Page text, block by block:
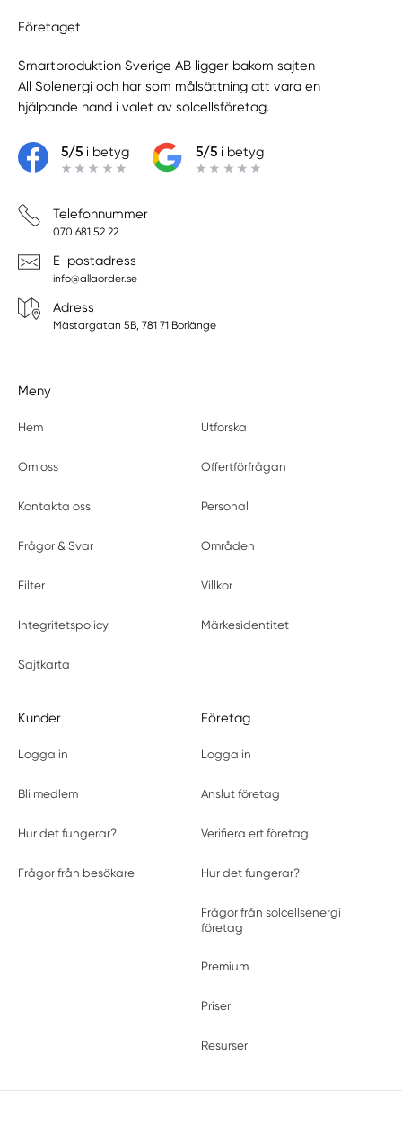
Företaget
Smartproduktion Sverige AB ligger bakom sajten
All Solenergi och har som målsättning att vara en
hjälpande hand i valet av solcellsföretag.
5/5i betyg 5/5i betyg
Telefonnummer
070 681 52 22
E-postadress
info@allaorder.se
Adress
Mästargatan 5B, 781 71 Borlänge
Meny
Hem Utforska
Om oss Offertförfrågan
Kontakta oss Personal
Frågor & Svar Områden
Filter Villkor
Integritetspolicy Märkesidentitet
Sajtkarta
Kunder
Logga in
Bli medlem
Hur det fungerar?
Frågor från besökare
Företag
Logga in
Anslut företag
Verifiera ert företag
Hur det fungerar?
Frågor från solcellsenergi
företag
Premium
Priser
Resurser